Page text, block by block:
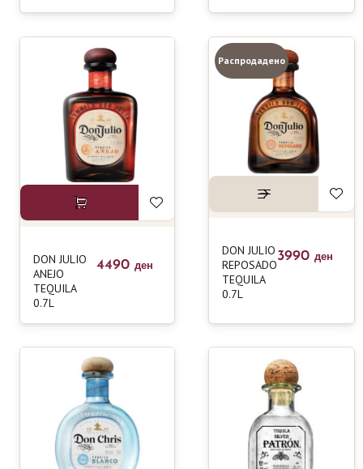
DON JULIO
ANEJO
TEQUILA
0.7L
4490 ден
Распродадено
DON JULIO
REPOSADO
TEQUILA
0.7L
3990 ден